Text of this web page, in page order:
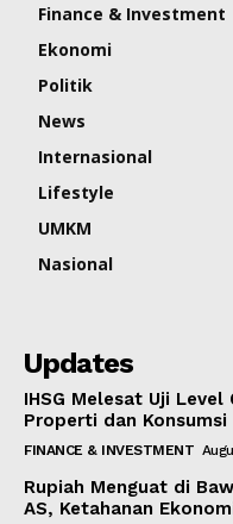
Finance & Investment
Ekonomi
Politik
News
Internasional
Lifestyle
UMKM
Nasional
Updates
IHSG Melesat Uji
Properti dan Konsumsi
FINANCE & INVESTMENT
Rupiah Menguat di
AS, Ketahanan